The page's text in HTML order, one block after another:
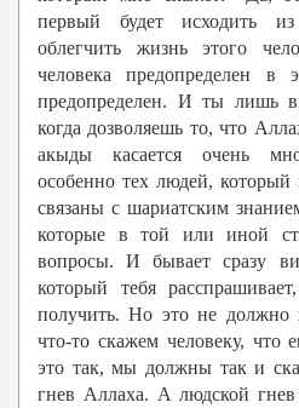
первый будет исходить
облегчить жизнь этого
человека предопределен в
предопределен. И ты лишь
когда дозволяешь то, что
акыды касается очень
особенно тех людей,
связаны с шариатским
которые в той или иной
вопросы. И бывает сразу
который тебя
получить. Но это не
что-то скажем человеку, что
это так, мы должны так и
гнев Аллаха. А людской